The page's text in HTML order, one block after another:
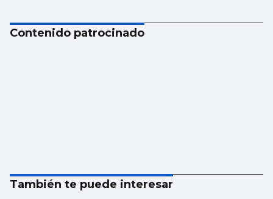
Contenido patrocinado
También te puede interesar